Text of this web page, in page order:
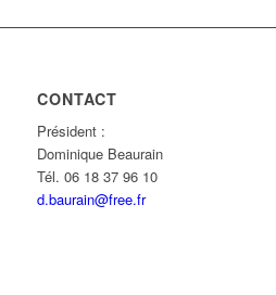
CONTACT
Président :
Dominique Beaurain
Tél. 06 18 37 96 10
d.baurain@free.fr